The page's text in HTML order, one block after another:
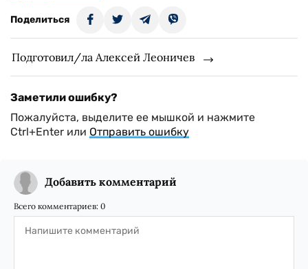
Поделиться
Подготовил/ла Алексей Леоничев
Заметили ошибку?
Пожалуйста, выделите ее мышкой и нажмите
Ctrl+Enter или Отправить ошибку
Добавить комментарий
Всего комментариев: 0